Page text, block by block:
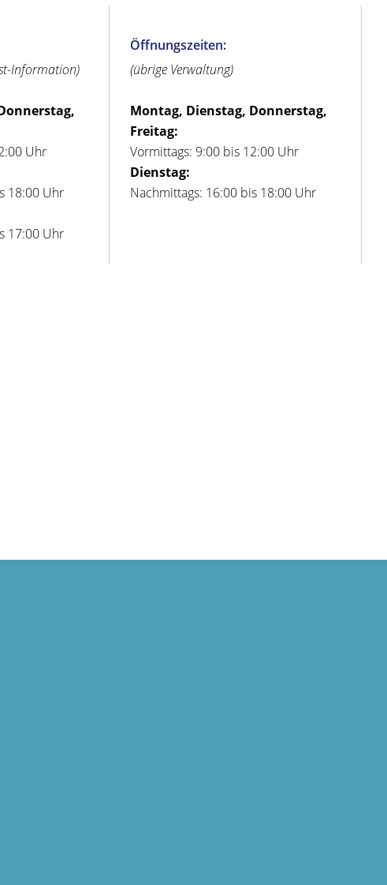
Information)
Uhr
18:00 Uhr
17:00 Uhr
Öffnungszeiten:
(übrige Verwaltung)
Montag, Dienstag, Donnerstag,
Freitag:
Vormittags: 9:00 bis 12:00 Uhr
Dienstag:
Nachmittags: 16:00 bis 18:00 Uhr